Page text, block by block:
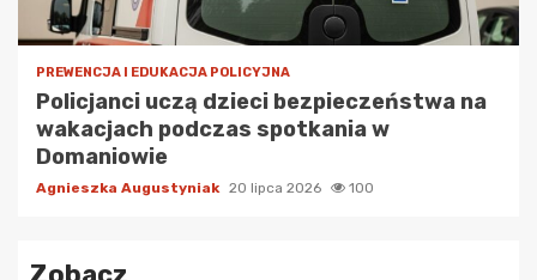
PREWENCJA I EDUKACJA POLICYJNA
Policjanci uczą dzieci bezpieczeństwa na
wakacjach podczas spotkania w
Domaniowie
Agnieszka Augustyniak 20 lipca 2026 100